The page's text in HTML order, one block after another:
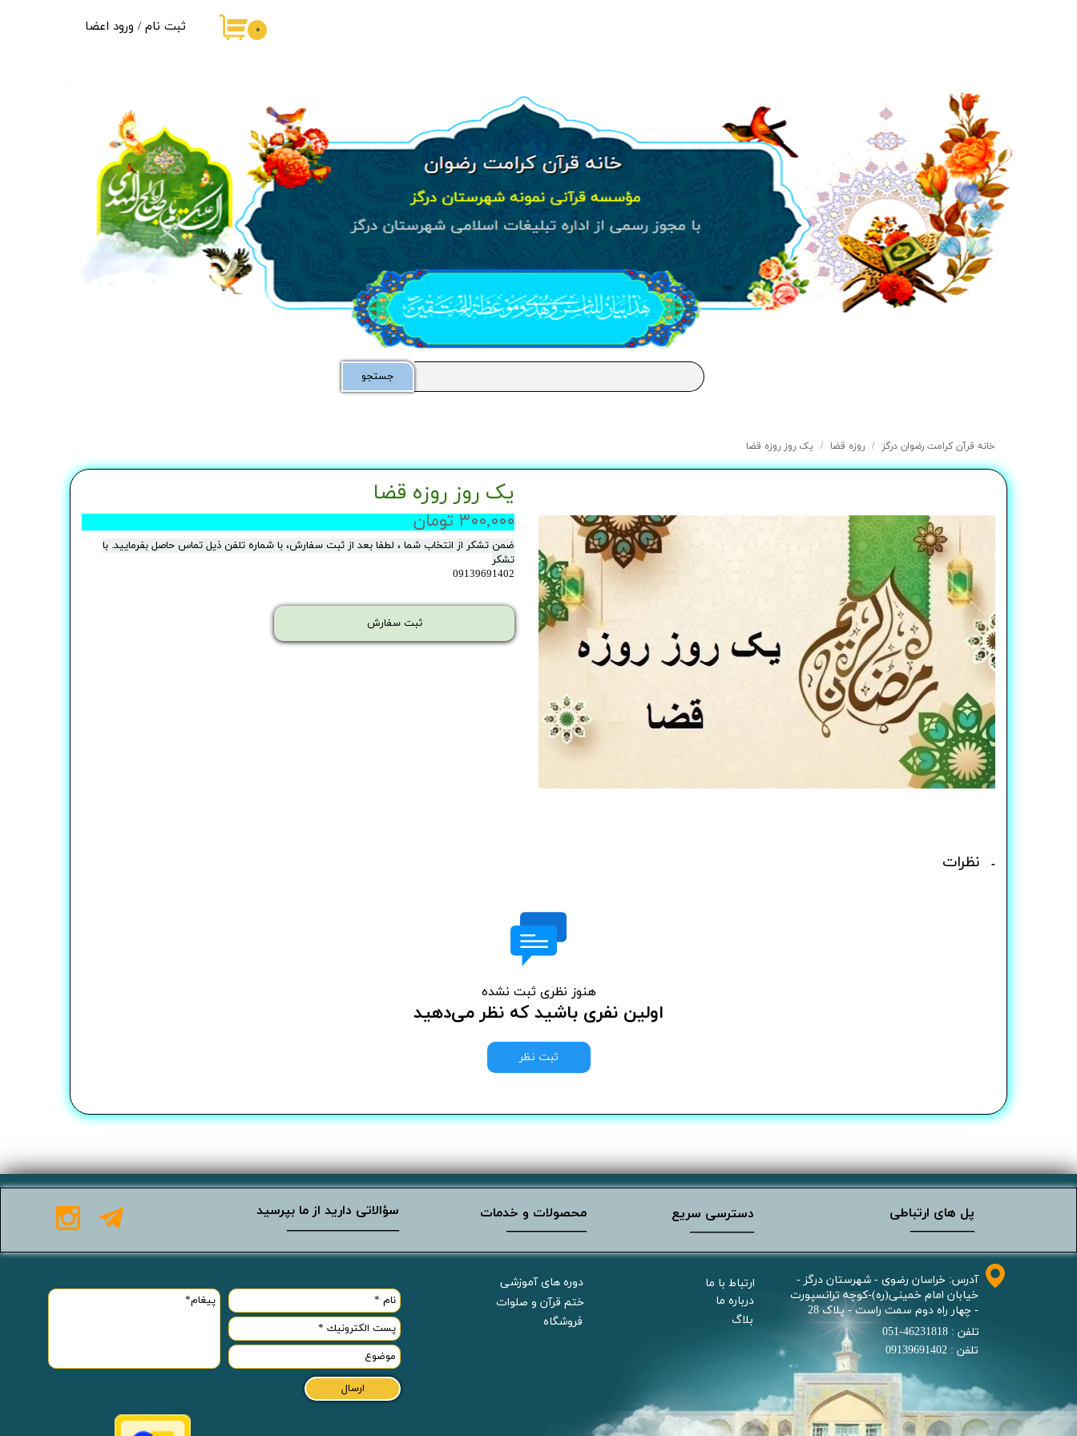
جستجو
ثبت نام / ورود اعضا
خروج از حساب کاربری
۰
خانه قرآن کرامت رضوان درگز روزه قضا یک روز روزه قضا
یک روز روزه قضا
۳۰۰,۰۰۰ تومان
ضمن تشکر از انتخاب شما ، لطفا بعد از ثبت سفارش، با شماره تلفن ذیل تماس حاصل بفرمایید. با
تشکر
09139691402
ثبت سفارش
نظرات
هنوز نظری ثبت نشده
اولین نفری باشید که نظر می‌دهید
ثبت نظر
آدرس: خراسان رضوی - شهرستان درگز -
خیابان امام خمینی(ره)-کوچه ترانسپورت
- چهار راه دوم سمت راست - پلاک 28
تلفن : 46231818-051
ارتباط با ما
درباره ما
دوره های آموزشی
ختم قرآن و صلوات
ارسال
پل های ارتباطی
________
دسترسی سریع
________
محصولات و خدمات
__________
سؤالاتی دارید از ما بپرسید
______________
بلاگ
فروشگاه
تلفن : 09139691402